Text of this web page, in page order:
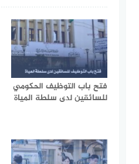
فتح باب التوظيف الحكومي
للسائقين لدى سلطة المياة